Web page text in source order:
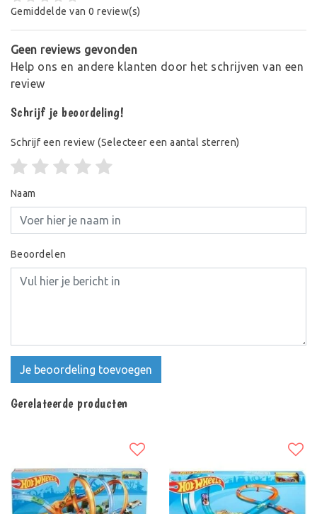
Gemiddelde van 0 review(s)
Geen reviews gevonden
Help ons en andere klanten door het schrijven van een
review
Schrijf je beoordeling!
Schrijf een review (Selecteer een aantal sterren)
Naam
Beoordelen
Je beoordeling toevoegen
Gerelateerde producten